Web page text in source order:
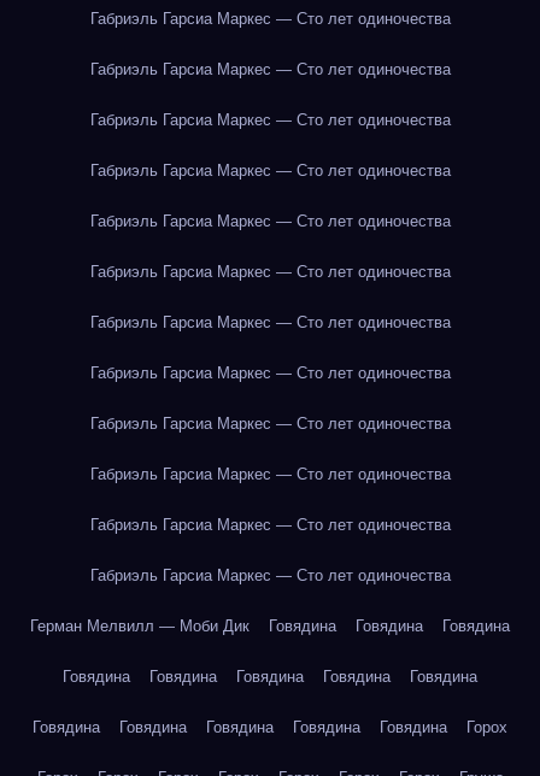
Габриэль Гарсиа Маркес — Сто лет одиночества
Габриэль Гарсиа Маркес — Сто лет одиночества
Габриэль Гарсиа Маркес — Сто лет одиночества
Габриэль Гарсиа Маркес — Сто лет одиночества
Габриэль Гарсиа Маркес — Сто лет одиночества
Габриэль Гарсиа Маркес — Сто лет одиночества
Габриэль Гарсиа Маркес — Сто лет одиночества
Габриэль Гарсиа Маркес — Сто лет одиночества
Габриэль Гарсиа Маркес — Сто лет одиночества
Габриэль Гарсиа Маркес — Сто лет одиночества
Габриэль Гарсиа Маркес — Сто лет одиночества
Габриэль Гарсиа Маркес — Сто лет одиночества
Герман Мелвилл — Моби Дик Говядина Говядина Говядина
Говядина Говядина Говядина Говядина Говядина
Говядина Говядина Говядина Говядина Говядина Горох